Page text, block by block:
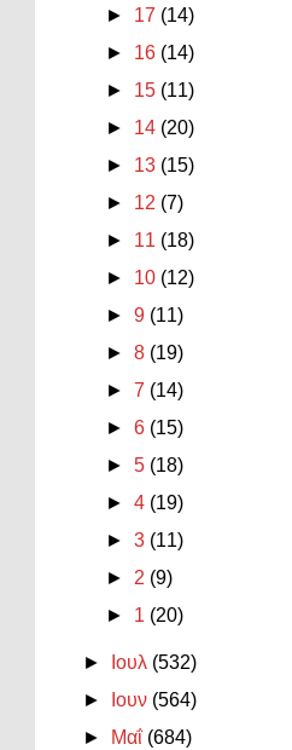
► 17 (14)
► 16 (14)
► 15 (11)
► 14 (20)
► 13 (15)
► 12 (7)
► 11 (18)
► 10 (12)
►9 (11)
►8 (19)
►7 (14)
►6 (15)
►5 (18)
►4 (19)
►3 (11)
► 2 (9)
► 1 (20)
► Ιουλ (532)
►
Ιουν (564)
►
Μαΐ (684)